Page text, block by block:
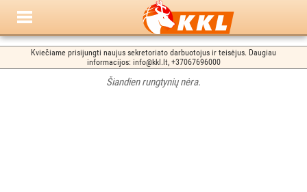
Kviečiame prisijungti naujus sekretoriato darbuotojus ir teisėjus. Daugiau
informacijos: info@kkl.lt, +37067696000
Šiandien rungtynių nėra.